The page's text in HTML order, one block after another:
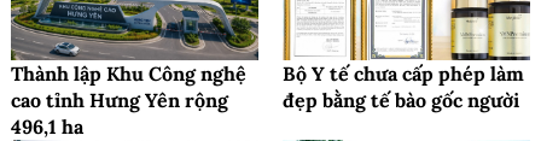
Thành lập Khu Công nghệ
cao tỉnh Hưng Yên rộng
496,1 ha
Bộ Y tế chưa cấp phép làm
đẹp bằng tế bào gốc người